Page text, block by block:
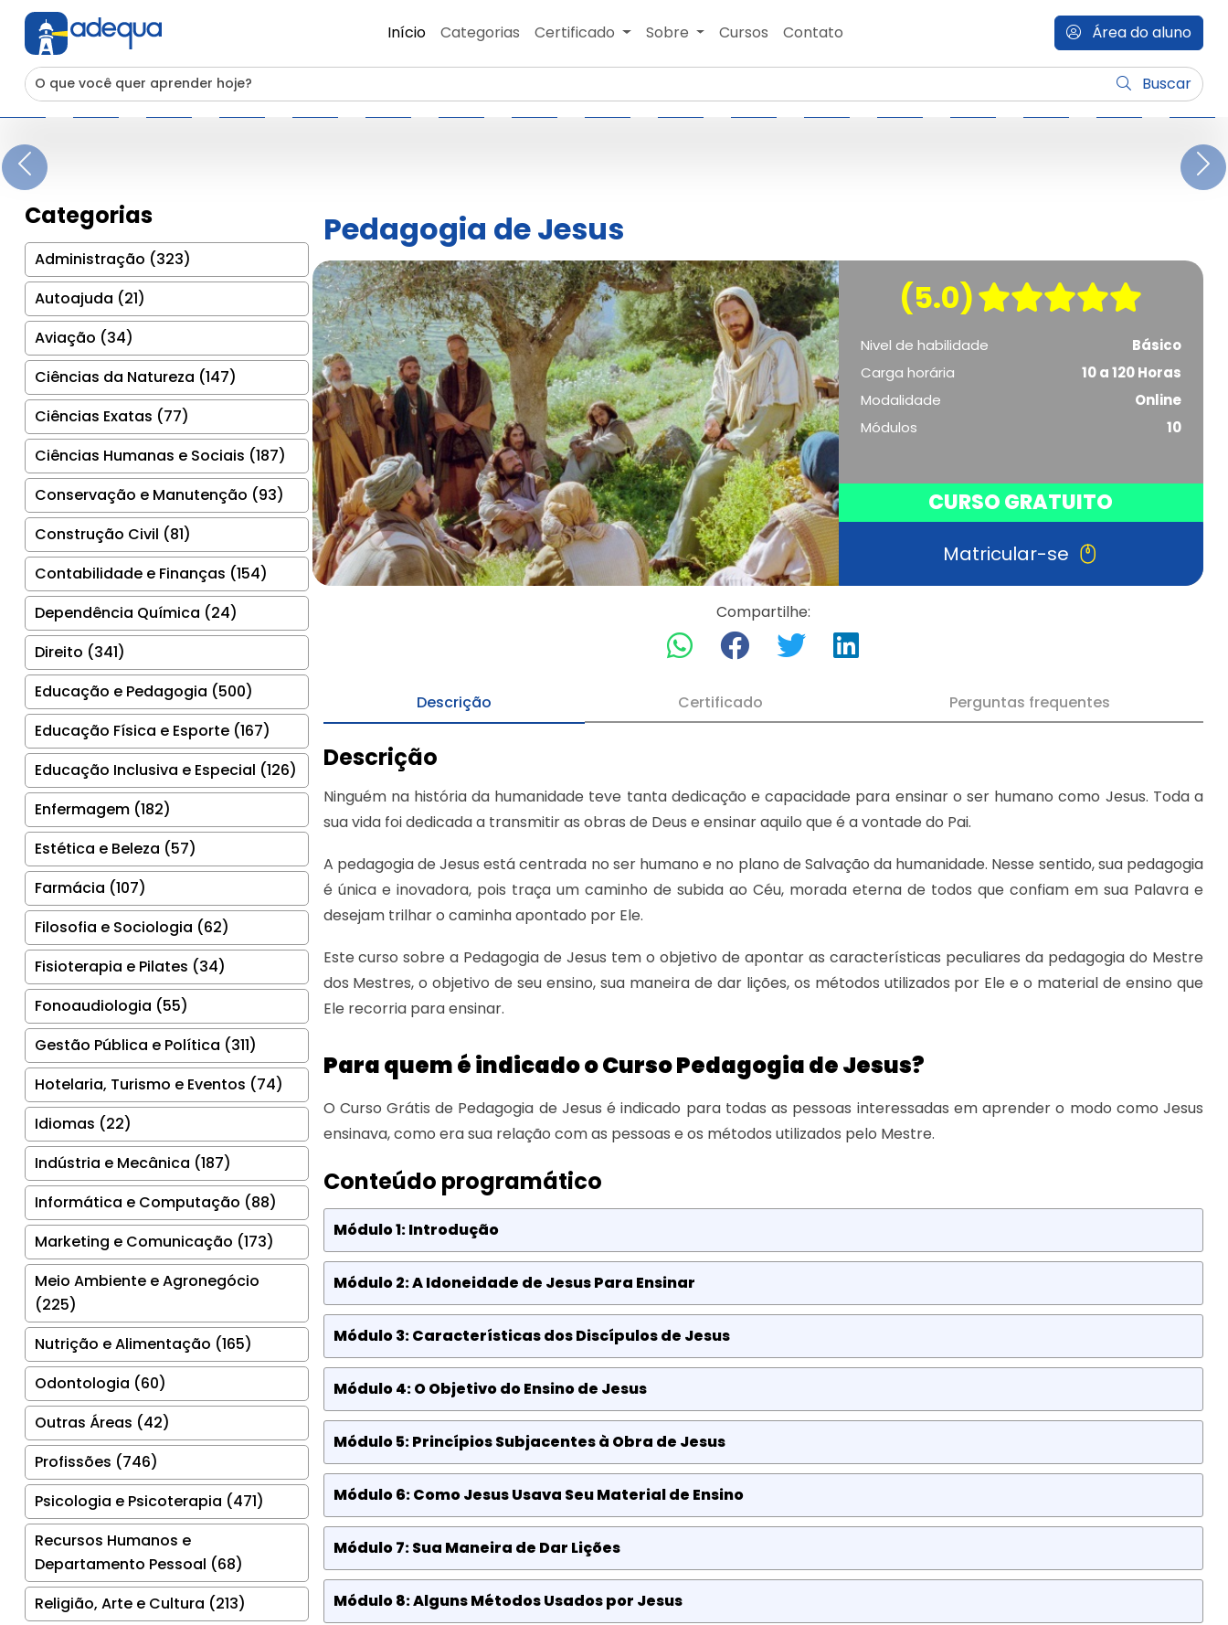
Início Categorias Certificado Sobre Cursos Contato Área do aluno
Buscar
Previous
Categorias
Administração (323)
Autoajuda (21)
Aviação (34)
Ciências da Natureza (147)
Ciências Exatas (77)
Ciências Humanas e Sociais (187)
Conservação e Manutenção (93)
Construção Civil (81)
Contabilidade e Finanças (154)
Dependência Química (24)
Direito (341)
Educação e Pedagogia (500)
Educação Física e Esporte (167)
Educação Inclusiva e Especial (126)
Enfermagem (182)
Estética e Beleza (57)
Farmácia (107)
Filosofia e Sociologia (62)
Fisioterapia e Pilates (34)
Fonoaudiologia (55)
Gestão Pública e Política (311)
Hotelaria, Turismo e Eventos (74)
Idiomas (22)
Indústria e Mecânica (187)
Informática e Computação (88)
Marketing e Comunicação (173)
Meio Ambiente e Agronegócio
(225)
Nutrição e Alimentação (165)
Odontologia (60)
Outras Áreas (42)
Profissões (746)
Psicologia e Psicoterapia (471)
Recursos Humanos e
Departamento Pessoal (68)
Religião, Arte e Cultura (213)
Pedagogia de Jesus
(5.0)
Nivel de habilidade
Básico
Carga horária
10 a 120 Horas
Modalidade
Online
Módulos
10
CURSO GRATUITO
Matricular-se
Compartilhe:
Descrição Certificado Perguntas frequentes
Descrição
Ninguém na história da humanidade teve tanta dedicação e capacidade para ensinar o ser humano como Jesus. Toda a
sua vida foi dedicada a transmitir as obras de Deus e ensinar aquilo que é a vontade do Pai.
A pedagogia de Jesus está centrada no ser humano e no plano de Salvação da humanidade. Nesse sentido, sua pedagogia
é única e inovadora, pois traça um caminho de subida ao Céu, morada eterna de todos que confiam em sua Palavra e
desejam trilhar o caminha apontado por Ele.
Este curso sobre a Pedagogia de Jesus tem o objetivo de apontar as características peculiares da pedagogia do Mestre
dos Mestres, o objetivo de seu ensino, sua maneira de dar lições, os métodos utilizados por Ele e o material de ensino que
Ele recorria para ensinar.
Para quem é indicado o Curso Pedagogia de Jesus?
O Curso Grátis de Pedagogia de Jesus é indicado para todas as pessoas interessadas em aprender o modo como Jesus
ensinava, como era sua relação com as pessoas e os métodos utilizados pelo Mestre.
Conteúdo programático
Módulo 1: Introdução
Módulo 2: A Idoneidade de Jesus Para Ensinar
Módulo 3: Características dos Discípulos de Jesus
Módulo 4: O Objetivo do Ensino de Jesus
Módulo 5: Princípios Subjacentes à Obra de Jesus
Módulo 6: Como Jesus Usava Seu Material de Ensino
Módulo 7: Sua Maneira de Dar Lições
Módulo 8: Alguns Métodos Usados por Jesus